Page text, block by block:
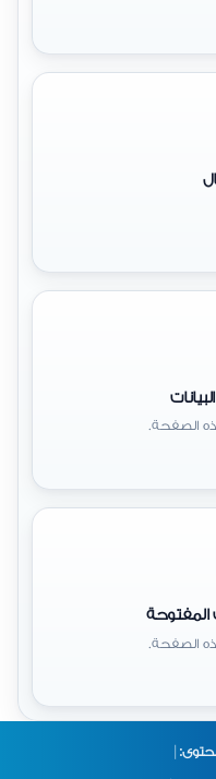
الصفحة.
المفتوحة
الصفحة.